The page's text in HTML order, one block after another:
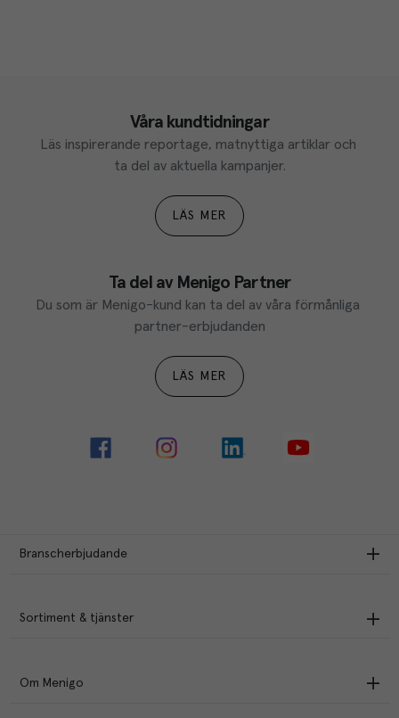
Våra kundtidningar
Läs inspirerande reportage, matnyttiga artiklar och
ta del av aktuella kampanjer.
LÄS MER
Ta del av Menigo Partner
Du som är Menigo-kund kan ta del av våra förmånliga
partner-erbjudanden
LÄS MER
Branscherbjudande
Sortiment & tjänster
Om Menigo